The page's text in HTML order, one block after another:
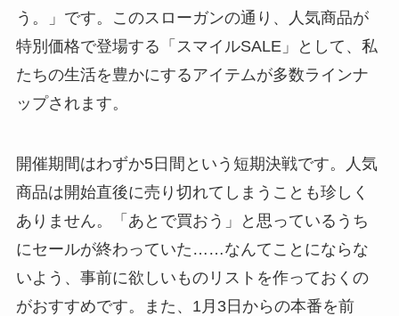
う。」です。このスローガンの通り、人気商品が
特別価格で登場する「スマイルSALE」として、私
たちの生活を豊かにするアイテムが多数ラインナ
ップされます。
開催期間はわずか5日間という短期決戦です。人気
商品は開始直後に売り切れてしまうことも珍しく
ありません。「あとで買おう」と思っているうち
にセールが終わっていた……なんてことにならな
いよう、事前に欲しいものリストを作っておくの
がおすすめです。また、1月3日からの本番を前